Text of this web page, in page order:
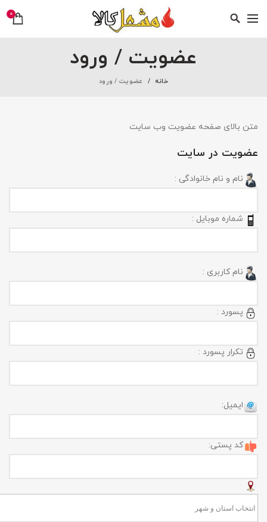
0
عضویت / ورود
خانه عضویت / ورود
متن بالای صفحه عضویت وب سایت
عضویت در سایت
نام و نام خانوادگی :
شماره موبایل :
نام کاربری :
پسورد :
تکرار پسورد :
ایمیل:
کد پستی: